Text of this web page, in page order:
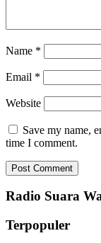
Name *
Email *
Website
Save my name,
time I comment.
Radio Suara
Terpopuler